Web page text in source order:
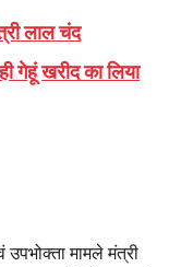
लाल चंद
गेहूं खरीद का लिया
मामले मंत्री